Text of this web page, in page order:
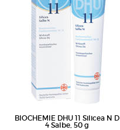
BIOCHEMIE DHU 11 Silicea N D
4 Salbe, 50 g